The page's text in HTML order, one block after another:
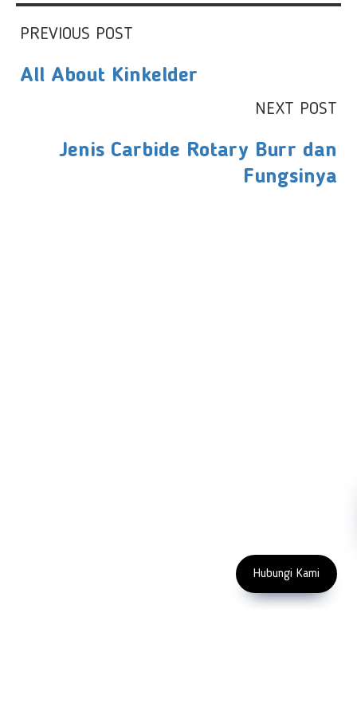
PREVIOUS POST
All About Kinkelder
NEXT POST
Jenis Carbide Rotary Burr dan
Fungsinya
Hubungi Kami
Copyright 2023 PT LFC Teknologi